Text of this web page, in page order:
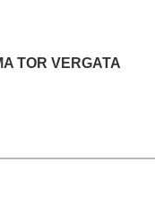
TOR VERGATA